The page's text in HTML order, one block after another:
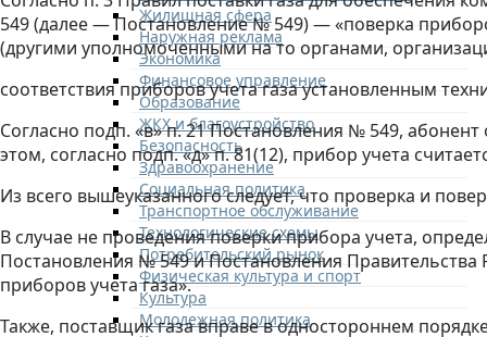
Жилищная сфера
Наружная реклама
Экономика
Финансовое управление
Образование
ЖКХ и благоустройство
Безопасность
Здравоохранение
Социальная политика
Транспортное обслуживание
Технологические схемы
Потребительский рынок
Физическая культура и спорт
Культура
Молодежная политика
549 (далее — Постановление № 549) — «поверка
(другими уполномоченными на то органами,
соответствия приборов учета газа установленным
Согласно подп. «в» п. 21 Постановления № 549,
этом, согласно подп. «д» п. 81(12), прибор учета
Из всего вышеуказанного следует, что проверка и
В случае не проведения поверки прибора учета,
Постановления № 549 и Постановления Правительства
приборов учета газа».
Также, поставщик газа вправе в одностороннем